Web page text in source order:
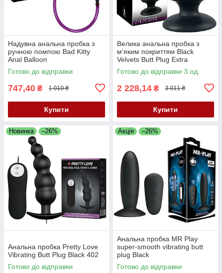
Надувна анальна пробка з
ручною помпою Bad Kitty
Anal Balloon
Готово до відправки
747,40 ₴ 1 010 ₴
Купити
Велика анальна пробка з
м’яким покриттям Black
Velvets Butt Plug Extra
Готово до відправки 3 од.
2 228,14 ₴ 3 011 ₴
Купити
Новинка –26%
Анальна пробка Pretty Love
Vibrating Butt Plug Black 402
Готово до відправки
Акція –26%
Анальна пробка MR Play
super-smooth vibrating butt
plug Black
Готово до відправки